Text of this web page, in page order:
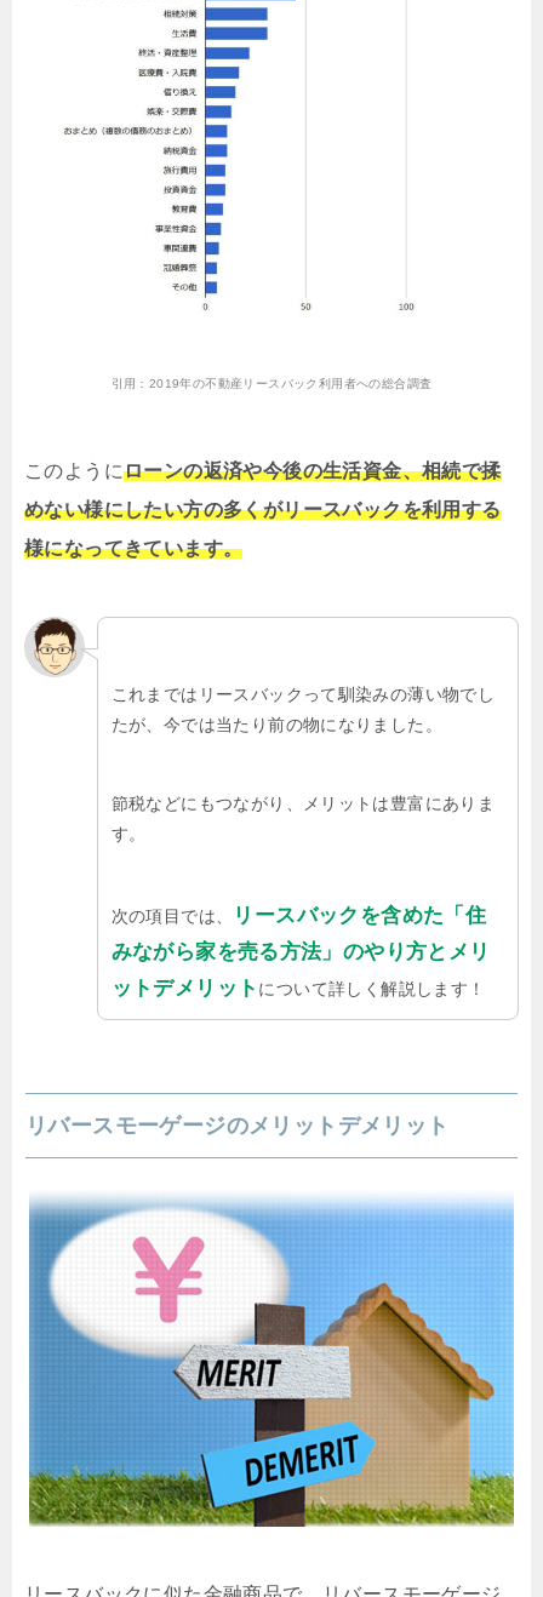
引用： 2019年の不動産リースバック利用者への総合調査
このようにローンの返済や今後の生活資金、相続で揉
めない様にしたい方の多くがリースバックを利用する
様になってきています。
これまではリースバックって馴染みの薄い物でし
たが、今では当たり前の物になりました。
節税などにもつながり、メリットは豊富にありま
す。
次の項目では、
リースバックを含めた「住
みながら家を売る方法」のやり方とメリ
ットデメリット について詳しく解説します！
リバースモーゲージのメリットデメリット